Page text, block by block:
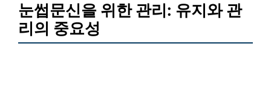
눈썹문신을 위한 관리: 유지와 관
리의 중요성